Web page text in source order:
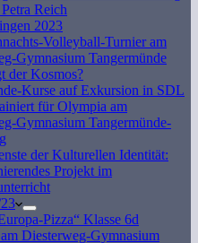
Reich
2023
Volleyball-Turnier am
Gymnasium Tangermünde
der Kosmos?
Kurse auf Exkursion in SDL
für Olympia am
Gymnasium Tangermünde-
der Kulturellen Identität:
Projekt im
Pizza“ Klasse 6d
Diesterweg-Gymnasium